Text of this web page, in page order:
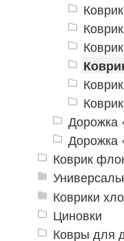
Дорожка
Дорожка
Коврик
Коврики
Циновки
Ковры для